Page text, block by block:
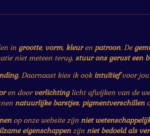
in grootte, vorm, kleuren patroon. De
niet meteen terug, stuur ons gerust een
. Daarnaast kies ik ook intuïtiefvoor
en doorverlichtinglicht afwijken van de
natuurlijke barstjes, pigmentverschillen
op onze website zijn niet
eigenschappenzijn niet bedoeld als